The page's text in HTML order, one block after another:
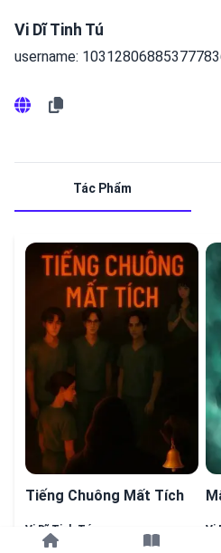
Vi Dĩ Tinh Tú
username:
Tác Phẩm
Tiếng Chuông Mất Tích
Vi Dĩ Tinh Tú Vi